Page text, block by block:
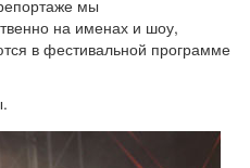
мы
на именах и шоу,
в фестивальной программе